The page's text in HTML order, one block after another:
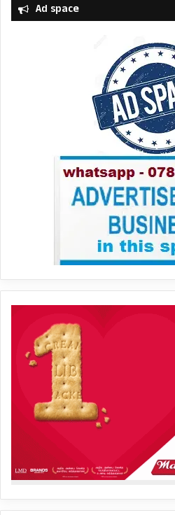
Ad space